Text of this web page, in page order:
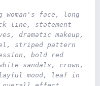
face, long
line, statement
dramatic makeup,
striped pattern
bold red
sandals, crown,
mood, leaf in